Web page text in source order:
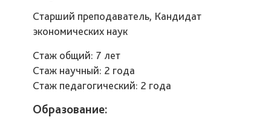
Старший преподаватель, Кандидат
экономических наук
Стаж общий: 7 лет
Стаж научный: 2 года
Стаж педагогический: 2 года
Образование: